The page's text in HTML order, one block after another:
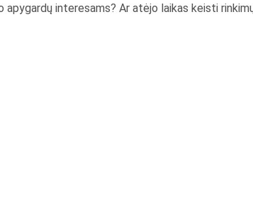
interesams? Ar atėjo laikas keisti